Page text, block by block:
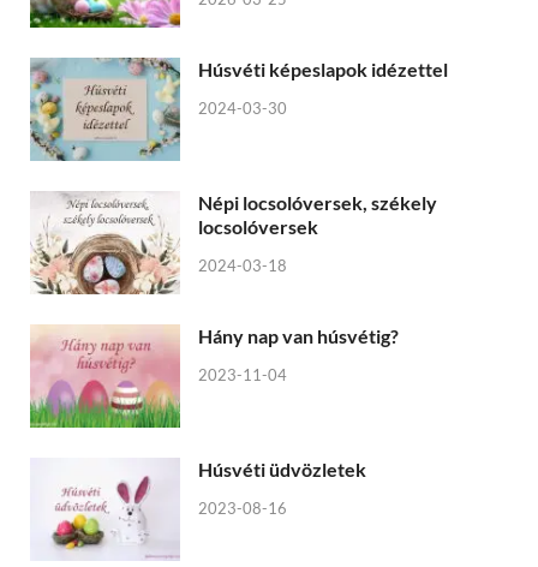
Húsvéti képeslapok idézettel
2024-03-30
Népi locsolóversek, székely
locsolóversek
2024-03-18
Hány nap van húsvétig?
2023-11-04
Húsvéti üdvözletek
2023-08-16